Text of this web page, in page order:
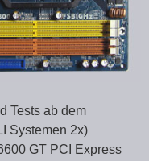
Tests ab dem
Systemen 2x)
GT PCI Express